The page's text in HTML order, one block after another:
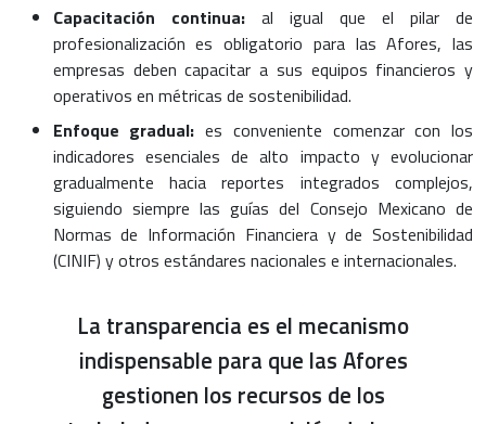
Capacitación continua:al igual que el pilar de
profesionalización es obligatorio para las Afores, las
empresas deben capacitar a sus equipos financieros y
operativos en métricas de sostenibilidad.
Enfoque gradual: es conveniente comenzar con los
indicadores esenciales de alto impacto y evolucionar
gradualmente hacia reportes integrados complejos,
siguiendo siempre las guías del Consejo Mexicano de
Normas de Información Financiera y de Sostenibilidad
(CINIF) y otros estándares nacionales e internacionales.
La transparencia es el mecanismo
indispensable para que las Afores
gestionen los recursos de los